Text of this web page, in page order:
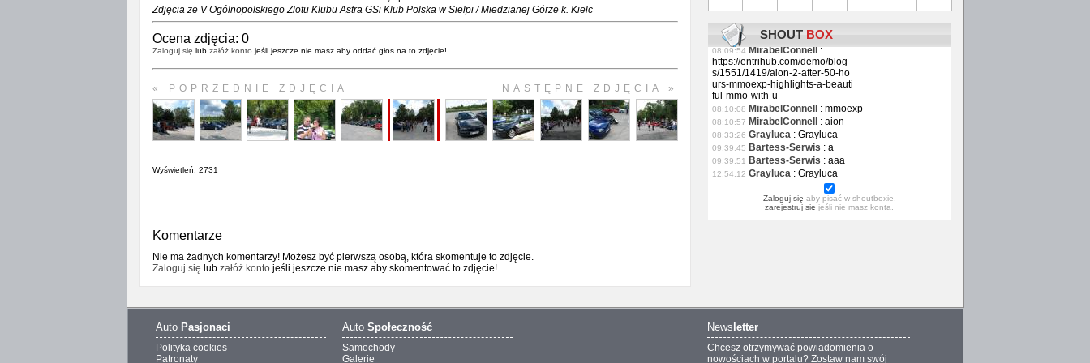
Zdjęcia ze V Ogólnopolskiego Zlotu Klubu Astra GSi Klub Polska w Sielpi / Miedzianej Górze k. Kielc
Ocena zdjęcia: 0
Zaloguj się lub załóż konto jeśli jeszcze nie masz aby oddać głos na to zdjęcie!
« POPRZEDNIE ZDJĘCIA NASTĘPNE ZDJĘCIA »
Wyświetleń: 2731
Komentarze
Nie ma żadnych komentarzy! Możesz być pierwszą osobą, która skomentuje to zdjęcie.
Zaloguj się lub załóż kontojeśli jeszcze nie masz aby skomentować to zdjęcie!
SHOUT BOX
13:04:51 elizabethwilliam :elizabethwilliam
09:38:21
09:46:02 josenichols :josenichols
08:09:54 MirabelConnell :
https://entrihub.com/demo/blog
s/1551/1419/aion-2-after-50-ho
urs-mmoexp-highlights-a-beauti
ful-mmo-with-u
08:10:08 MirabelConnell : mmoexp
08:10:57 MirabelConnell : aion
08:33:26 Grayluca : Grayluca
09:39:45 Bartess-Serwis : a
09:39:51 Bartess-Serwis : aaa
12:54:12 Grayluca : Grayluca
Zaloguj się aby pisać w shoutboxie,
zarejestruj się jeśli nie masz konta.
Auto Pasjonaci
Polityka cookies
Patronaty
Auto Społeczność
Samochody
Galerie
News letter
Chcesz otrzymywać powiadomienia o
nowościach w portalu? Zostaw nam swój